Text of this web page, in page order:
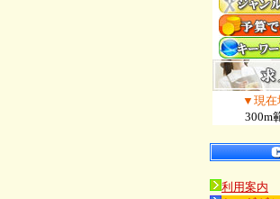
▼現在
300m
利用案内